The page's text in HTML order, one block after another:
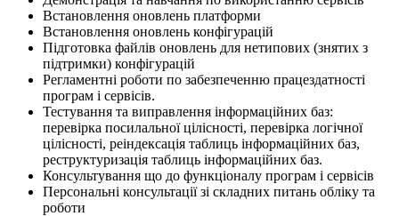
Встановлення оновлень платформи
Встановлення оновлень конфігурацій
Підготовка файлів оновлень для нетипових (знятих з
підтримки) конфігурацій
Регламентні роботи по забезпеченню працездатності
програм і сервісів.
Тестування та виправлення інформаційних баз:
перевірка посилальної цілісності, перевірка логічної
цілісності, реіндексація таблиць інформаційних баз,
реструктуризація таблиць інформаційних баз.
Консультування що до функціоналу програм і сервісів
Персональні консультації зі складних питань обліку та
роботи